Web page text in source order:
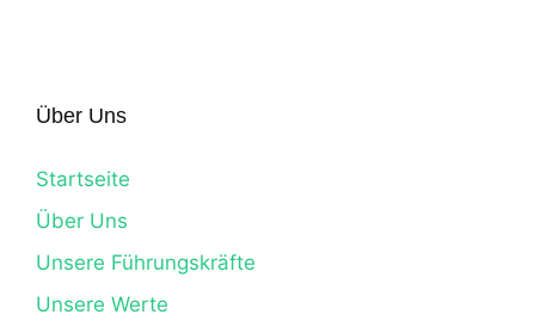
Über Uns
Startseite
Über Uns
Unsere Führungskräfte
Unsere Werte